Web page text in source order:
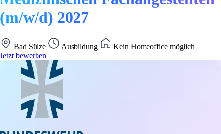
(m/w/d) 2027
Bad Sülze Ausbildung
Kein Homeoffice möglich
Jetzt bewerben